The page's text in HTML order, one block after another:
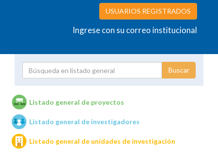
USUARIOS REGISTRADOS
Ingrese con su correo institucional
Unidades de investigación
Listado general de proyectos
Listado general de investigadores
Listado general de unidades de investigación